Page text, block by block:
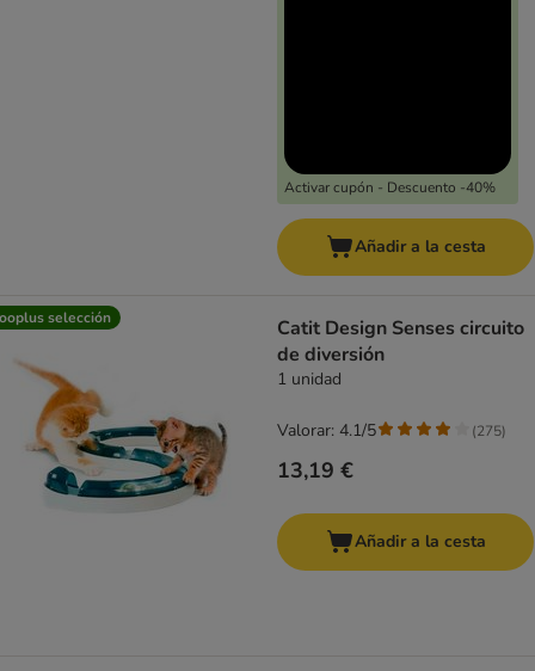
Activar cupón - Descuento -40%
Añadir a la cesta
selección
Catit Design Senses circuito
de diversión
1 unidad
13,19 €
Valorar: 4.1/5 (275)
Añadir a la cesta